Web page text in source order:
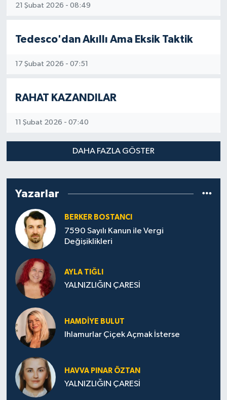
21 Şubat 2026 - 08:49
Tedesco'dan Akıllı Ama Eksik Taktik
17 Şubat 2026 - 07:51
RAHAT KAZANDILAR
11 Şubat 2026 - 07:40
DAHA FAZLA GÖSTER
Yazarlar
BERKER BOSTANCI
7590 Sayılı Kanun ile Vergi
Değişiklikleri
AYLA TIĞLI
YALNIZLIĞIN ÇARESİ
HAMDIYE BULUT
Ihlamurlar Çiçek Açmak İsterse
HAVVA PINAR ÖZTAN
YALNIZLIĞIN ÇARESİ